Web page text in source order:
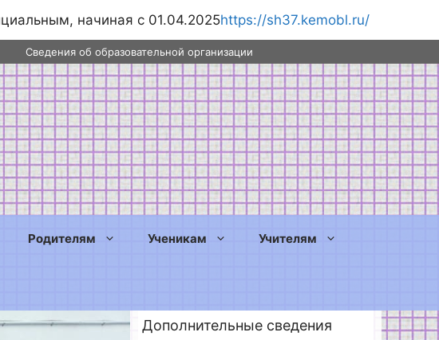
начиная с 01.04.2025https://sh37.kemobl.ru/
Сведения об образовательной организации
Родителям Ученикам Учителям
Дополнительные сведения